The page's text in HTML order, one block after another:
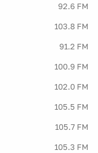
92.6 FM
103.8 FM
91.2 FM
100.9 FM
102.0 FM
105.5 FM
105.7 FM
105.3 FM